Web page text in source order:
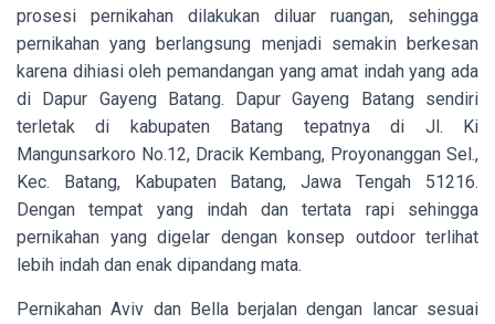
prosesi pernikahan dilakukan diluar ruangan, sehingga
pernikahan yang berlangsung menjadi semakin berkesan
karena dihiasi oleh pemandangan yang amat indah yang ada
di Dapur Gayeng Batang. Dapur Gayeng Batang sendiri
terletak di kabupaten Batang tepatnya di Jl. Ki
Mangunsarkoro No.12, Dracik Kembang, Proyonanggan Sel.,
Kec. Batang, Kabupaten Batang, Jawa Tengah 51216.
Dengan tempat yang indah dan tertata rapi sehingga
pernikahan yang digelar dengan konsep outdoor terlihat
lebih indah dan enak dipandang mata.
Pernikahan Aviv dan Bella berjalan dengan lancar sesuai